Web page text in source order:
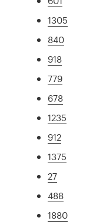
1305
840
918
779
678
1235
912
1375
27
488
1880